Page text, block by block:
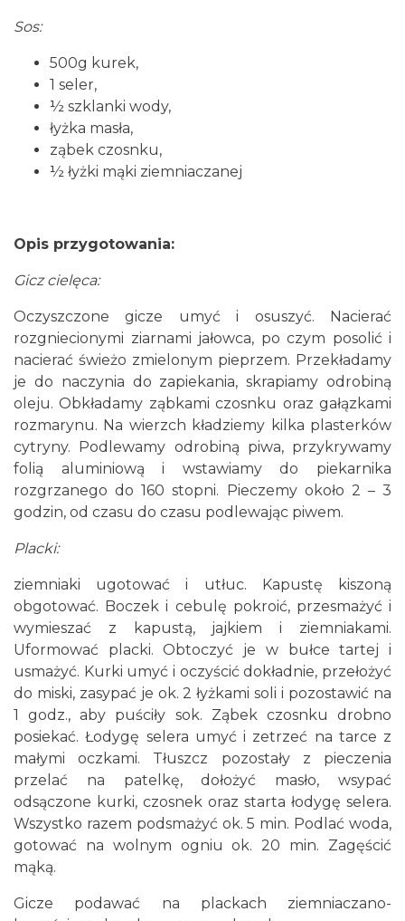
Sos:
500g kurek,
1 seler,
½ szklanki wody,
łyżka masła,
ząbek czosnku,
½ łyżki mąki ziemniaczanej
Opis przygotowania:
Gicz cielęca:
Oczyszczone gicze umyć i osuszyć. Nacierać
rozgniecionymi ziarnami jałowca, po czym posolić i
nacierać świeżo zmielonym pieprzem. Przekładamy
je do naczynia do zapiekania, skrapiamy odrobiną
oleju. Obkładamy ząbkami czosnku oraz gałązkami
rozmarynu. Na wierzch kładziemy kilka plasterków
cytryny. Podlewamy odrobiną piwa, przykrywamy
folią aluminiową i wstawiamy do piekarnika
rozgrzanego do 160 stopni. Pieczemy około 2 – 3
godzin, od czasu do czasu podlewając piwem.
Placki:
ziemniaki ugotować i utłuc. Kapustę kiszoną
obgotować. Boczek i cebulę pokroić, przesmażyć i
wymieszać z kapustą, jajkiem i ziemniakami.
Uformować placki. Obtoczyć je w bułce tartej i
usmażyć. Kurki umyć i oczyścić dokładnie, przełożyć
do miski, zasypać je ok. 2 łyżkami soli i pozostawić na
1 godz., aby puściły sok. Ząbek czosnku drobno
posiekać. Łodygę selera umyć i zetrzeć na tarce z
małymi oczkami. Tłuszcz pozostały z pieczenia
przelać na patelkę, dołożyć masło, wsypać
odsączone kurki, czosnek oraz starta łodygę selera.
Wszystko razem podsmażyć ok. 5 min. Podlać woda,
gotować na wolnym ogniu ok. 20 min. Zagęścić
mąką.
Gicze podawać na plackach ziemniaczano-